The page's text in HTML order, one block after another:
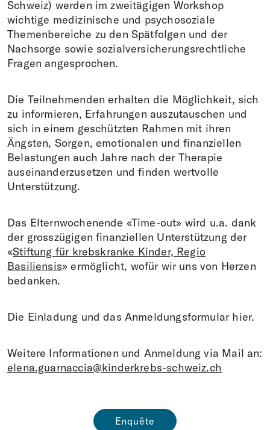
Schweiz) werden im zweitägigen Workshop
wichtige medizinische und psychosoziale
Themenbereiche zu den Spätfolgen und der
Nachsorge sowie sozialversicherungsrechtliche
Fragen angesprochen.
Die Teilnehmenden erhalten die Möglichkeit, sich
zu informieren, Erfahrungen auszutauschen und
sich in einem geschützten Rahmen mit ihren
Ängsten, Sorgen, emotionalen und finanziellen
Belastungen auch Jahre nach der Therapie
auseinanderzusetzen und finden wertvolle
Unterstützung.
Das Elternwochenende «Time-out» wird u.a. dank
der grosszügigen finanziellen Unterstützung der
«Stiftung für krebskranke Kinder, Regio
Basiliensis» ermöglicht, wofür wir uns von Herzen
bedanken.
Die Einladung und das Anmeldungsformular hier.
Weitere Informationen und Anmeldung via Mail an:
elena.guarnaccia@kinderkrebs-schweiz.ch
Enquête